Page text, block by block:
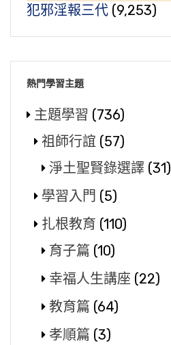
犯邪淫報三代 (9,253)
熱門學習主題
主題學習 (736)
祖師行誼 (57)
淨土聖賢錄選譯 (31)
學習入門 (5)
扎根教育 (110)
育子篇 (10)
幸福人生講座 (22)
教育篇 (64)
孝順篇 (3)